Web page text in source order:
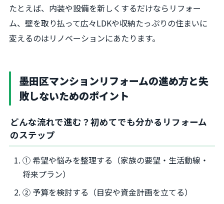
たとえば、内装や設備を新しくするだけならリフォー
ム、壁を取り払って広々LDKや収納たっぷりの住まいに
変えるのはリノベーションにあたります。
墨田区マンションリフォームの進め方と失
敗しないためのポイント
どんな流れで進む？初めてでも分かるリフォーム
のステップ
① 希望や悩みを整理する（家族の要望・生活動線・
将来プラン）
② 予算を検討する（目安や資金計画を立てる）